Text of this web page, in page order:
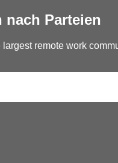
nach Parteien
remote work